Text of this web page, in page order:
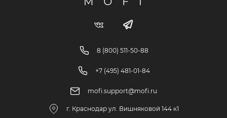
8 (800) 511-50-88
+7 (495) 481-01-84
mofi.support@mofi.ru
г. Краснодар ул. Вишняковой 144 к1